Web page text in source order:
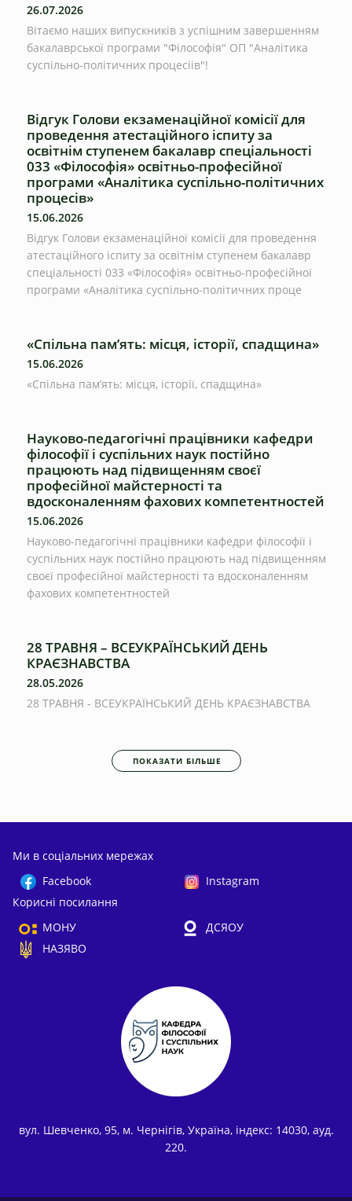
26.07.2026
Вітаємо наших випускників з успішним завершенням
бакалаврської програми "Філософія" ОП "Аналітика
суспільно-політичних процесіів"!
Відгук Голови екзаменаційної комісії для
проведення атестаційного іспиту за
освітнім ступенем бакалавр спеціальності
033 «Філософія» освітньо-професійної
програми «Аналітика суспільно-політичних
процесів»
15.06.2026
Відгук Голови екзаменаційної комісії для проведення
атестаційного іспиту за освітнім ступенем бакалавр
спеціальності 033 «Філософія» освітньо-професійної
програми «Аналітика суспільно-політичних проце
«Спільна пам’ять: місця, історії, спадщина»
15.06.2026
«Спільна пам’ять: місця, історії, спадщина»
Науково-педагогічні працівники кафедри
філософії і суспільних наук постійно
працюють над підвищенням своєї
професійної майстерності та
вдосконаленням фахових компетентностей
15.06.2026
Науково-педагогічні працівники кафедри філософії і
суспільних наук постійно працюють над підвищенням
своєї професійної майстерності та вдосконаленням
фахових компетентностей
28 ТРАВНЯ – ВСЕУКРАЇНСЬКИЙ ДЕНЬ
КРАЄЗНАВСТВА
28.05.2026
28 ТРАВНЯ - ВСЕУКРАЇНСЬКИЙ ДЕНЬ КРАЄЗНАВСТВА
ПОКАЗАТИ БІЛЬШЕ
Ми в соціальних мережах
Facebook
Instagram
Корисні посилання
МОНУ
ДСЯОУ
НАЗЯВО
вул. Шевченко, 95, м. Чернігів, Україна, індекс: 14030, ауд.
220.